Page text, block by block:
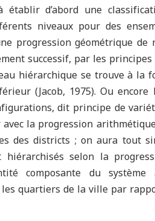
établir d’abord une
niveaux pour des
progression géométrique de
successif, par les
hiérarchique se trouve à
(Jacob, 1975). Ou
dit principe de
la progression
des districts ; on aura tout
hiérarchisés selon la
composante du
quartiers de la ville par